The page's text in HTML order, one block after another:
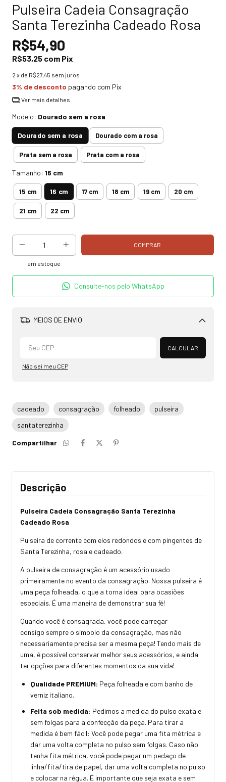
Pulseira Cadeia Consagração
Santa Terezinha Cadeado Rosa
R$54,90
R$53,25 com Pix
2 x de R$27,45 sem juros
3% de desconto pagando com Pix
Ver mais detalhes
Modelo: Dourado sem a rosa
Dourado sem a rosa Dourado com a rosa
Prata sem a rosa Prata com a rosa
Tamanho: 16 cm
15 cm 16 cm 17 cm 18 cm 19 cm 20 cm
21 cm 22 cm
em estoque
Consulte-nos pelo WhatsApp
MEIOS DE ENVIO
Alterar CEP
CALCULAR
Não sei meu CEP
cadeado consagração folheado
pulseira
santaterezinha
Compartilhar
Descrição
Pulseira Cadeia Consagração Santa Terezinha
Cadeado Rosa
Pulseira de corrente com elos redondos e com pingentes de
Santa Terezinha, rosa e cadeado.
A pulseira de consagração é um acessório usado
primeiramente no evento da consagração. Nossa pulseira é
uma peça folheada, o que a torna ideal para ocasiões
especiais. É uma maneira de demonstrar sua fé!
Quando você é consagrada, você pode carregar
consigo sempre o símbolo da consagração, mas não
necessariamente precisa ser a mesma peça! Tendo mais de
uma, é possível conservar melhor seus acessórios, e ainda
ter opções para diferentes momentos da sua vida!
Qualidade PREMIUM: Peça folheada e com banho de
verniz italiano.
Feita sob medida: Pedimos a medida do pulso exata e
sem folgas para a confecção da peça. Para tirar a
medida é bem fácil: Você pode pegar uma fita métrica e
dar uma volta completa no pulso sem folgas. Caso não
tenha fita métrica, você pode pegar um pedaço de
linha/fita/tira de papel, dar uma volta completa no pulso
e colocar na régua. É importante que seja exata e sem